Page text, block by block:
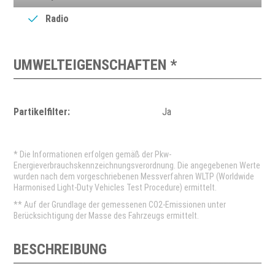
Radio
UMWELTEIGENSCHAFTEN *
Partikelfilter: Ja
* Die Informationen erfolgen gemäß der Pkw-
Energieverbrauchskennzeichnungsverordnung. Die angegebenen Werte
wurden nach dem vorgeschriebenen Messverfahren WLTP (Worldwide
Harmonised Light-Duty Vehicles Test Procedure) ermittelt.
** Auf der Grundlage der gemessenen CO2-Emissionen unter
Berücksichtigung der Masse des Fahrzeugs ermittelt.
BESCHREIBUNG